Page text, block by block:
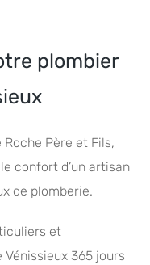
plombier
Roche Père et Fils,
confort d’un artisan
de plomberie.
et
365 jours